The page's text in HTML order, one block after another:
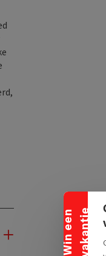
W
i
n
e
e
n
v
a
k
a
n
t
ie
Banner inklappen